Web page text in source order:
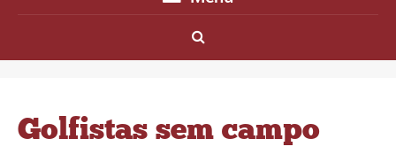
Golfistas sem campo